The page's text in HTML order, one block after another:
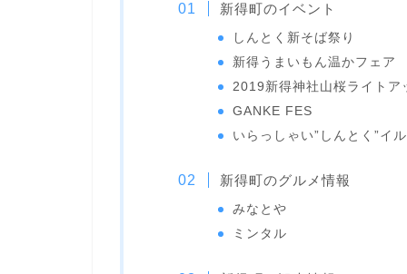
新得町のイベント
しんとく新そば祭り
新得うまいもん温かフェア
2019新得神社山桜ライトア
GANKE FES
いらっしゃい”しんとく”イ
新得町のグルメ情報
みなとや
ミンタル